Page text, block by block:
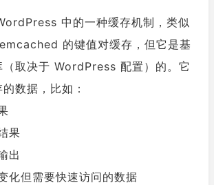
中的一种缓存机制，类似
的键值对缓存，但它是基
（取决于 WordPress 配置）的。它
数据，比如：
果
出
化但需要快速访问的数据